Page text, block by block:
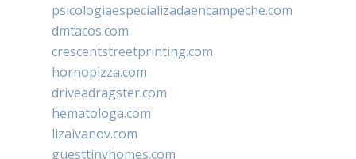
psicologiaespecializadaencampeche.com
dmtacos.com
crescentstreetprinting.com
hornopizza.com
driveadragster.com
hematologa.com
lizaivanov.com
guesttinyhomes.com